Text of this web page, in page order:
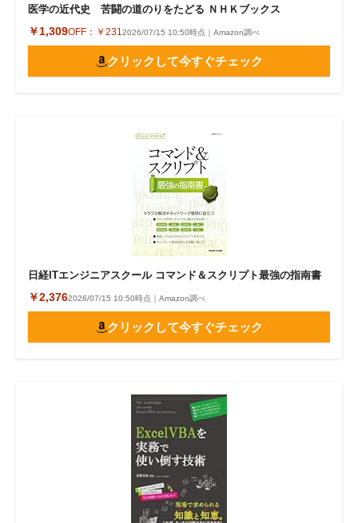
医学の近代史 苦闘の道のりをたどる ＮＨＫブックス
￥1,309OFF： ￥2312026/07/15 10:50時点｜Amazon調べ
クリックして今すぐチェック
日経ITエンジニアスクール コマンド＆スクリプト最強の指南書
￥2,3762026/07/15 10:50時点｜Amazon調べ
クリックして今すぐチェック